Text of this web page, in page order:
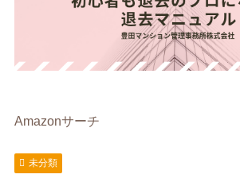
Amazonサーチ
未分類